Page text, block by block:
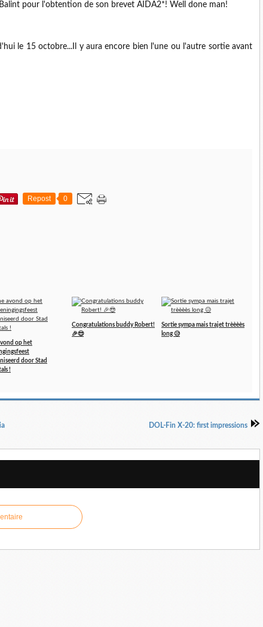
pour l'obtention de son brevet AIDA2*! Well done man!
le 15 octobre...Il y aura encore bien l'une ou l'autre sortie avant
Repost 0
op het
door Stad
!
Congratulations buddy Robert!
🎉😎
Sortie sympa mais trajet trèèèès
long 😥
DOL-Fin X-20: first impressions